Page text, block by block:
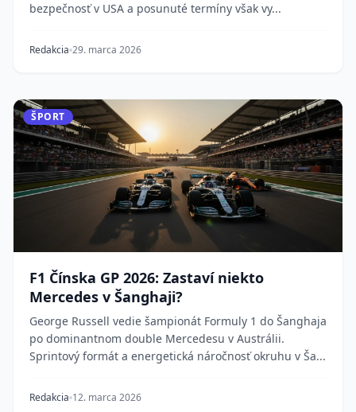
bezpečnosť v USA a posunuté termíny však vy...
Redakcia 29. marca 2026
ŠPORT
F1 Čínska GP 2026: Zastaví niekto
Mercedes v Šanghaji?
George Russell vedie šampionát Formuly 1 do Šanghaja
po dominantnom double Mercedesu v Austrálii.
Sprintový formát a energetická náročnosť okruhu v Ša...
Redakcia 12. marca 2026